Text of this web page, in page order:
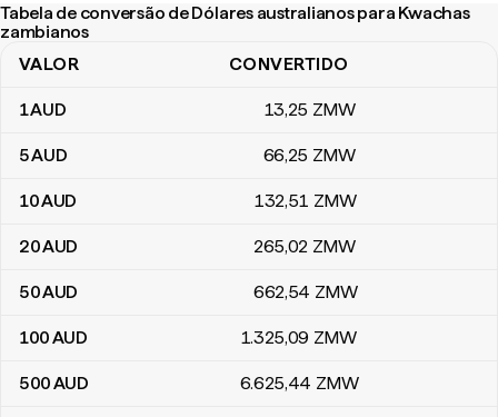
Tabela de conversão de Dólares australianos para Kwachas
zambianos
Tabela de conversão de Dólares australianos para Kwachas
VALOR CONVERTIDO
1AUD 13,25 ZMW
5AUD 66,25 ZMW
10AUD 132,51 ZMW
20AUD 265,02 ZMW
50AUD 662,54 ZMW
100AUD 1.325,09 ZMW
500AUD 6.625,44 ZMW